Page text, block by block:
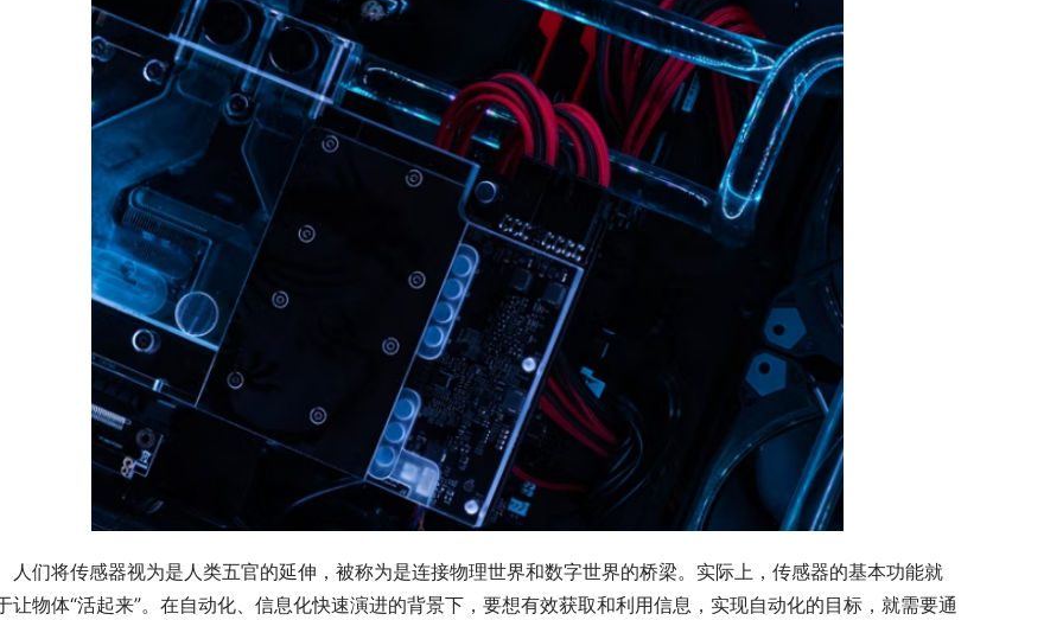
将传感器视为是人类五官的延伸，被称为是连接物理世界和数字世界的桥梁。实际上，传感器的基本功能就
让物体“活起来”。在自动化、信息化快速演进的背景下，要想有效获取和利用信息，实现自动化的目标，就需要通